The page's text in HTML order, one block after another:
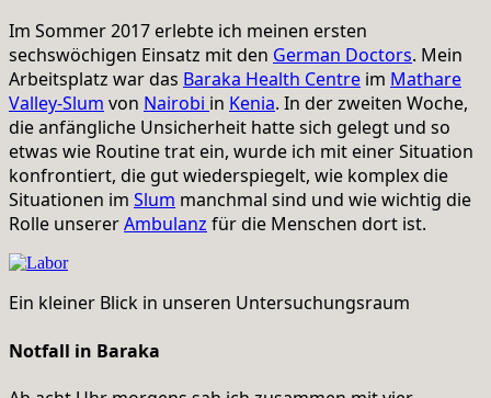
Im Sommer 2017 erlebte ich meinen ersten
sechswöchigen Einsatz mit den German Doctors. Mein
Arbeitsplatz war das Baraka Health Centre im Mathare
Valley-Slum von Nairobi in Kenia. In der zweiten Woche,
die anfängliche Unsicherheit hatte sich gelegt und so
etwas wie Routine trat ein, wurde ich mit einer Situation
konfrontiert, die gut wiederspiegelt, wie komplex die
Situationen im Slum manchmal sind und wie wichtig die
Rolle unsererAmbulanz für die Menschen dort ist.
Ein kleiner Blick in unseren Untersuchungsraum
Notfall in Baraka